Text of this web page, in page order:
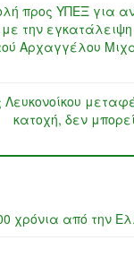
προς ΥΠΕΞ για
την
Αρχαγγέλου
κατοχή, δεν
χρόνια από την